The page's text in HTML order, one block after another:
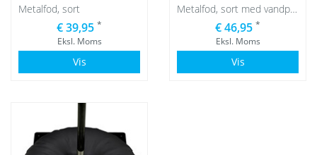
Metalfod, sort
€ 39,95 *
Eksl. Moms
Vis
Metalfod, sort med vandpose grå
€ 46,95 *
Eksl. Moms
Vis